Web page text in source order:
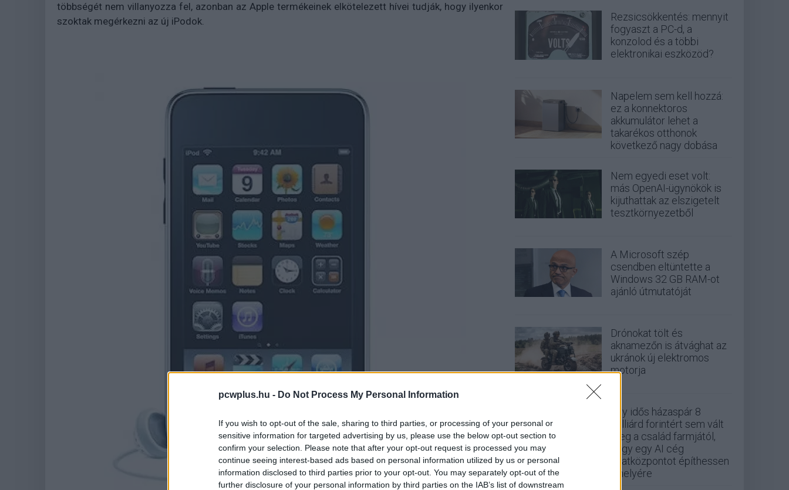
pcwplus.hu - Do Not Process My Personal Information
If you wish to opt-out of the sale, sharing to third parties, or processing of your personal or
sensitive information for targeted advertising by us, please use the below opt-out section to
confirm your selection. Please note that after your opt-out request is processed you may
continue seeing interest-based ads based on personal information utilized by us or personal
information disclosed to third parties prior to your opt-out. You may separately opt-out of the
further disclosure of your personal information by third parties on the IAB’s list of downstream
többségét nem villanyozza fel, azonban az Apple termékeinek elkötelezett hívei tudják, hogy ilyenkor
szoktak megérkezni az új iPodok.
Rezsicsökkentés: mennyit
fogyaszt a PC-d, a
konzolod és a többi
elektronikai eszközöd?
Napelem sem kell hozzá:
ez a konnektoros
akkumulátor lehet a
takarékos otthonok
következő nagy dobása
Nem egyedi eset volt:
más OpenAI-ügynökök is
kijuthattak az elszigetelt
tesztkörnyezetből
A Microsoft szép
csendben eltüntette a
Windows 32 GB RAM-ot
ajánló útmutatóját
Drónokat tölt és
aknamezőn is átvághat az
ukránok új elektromos
motorja
Egy idős házaspár 8
milliárd forintért sem vált
meg a család farmjától,
hogy egy AI cég
adatközpontot építhessen
a helyére